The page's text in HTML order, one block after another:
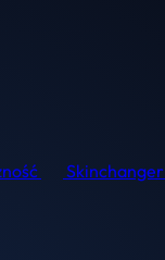
Skinchanger